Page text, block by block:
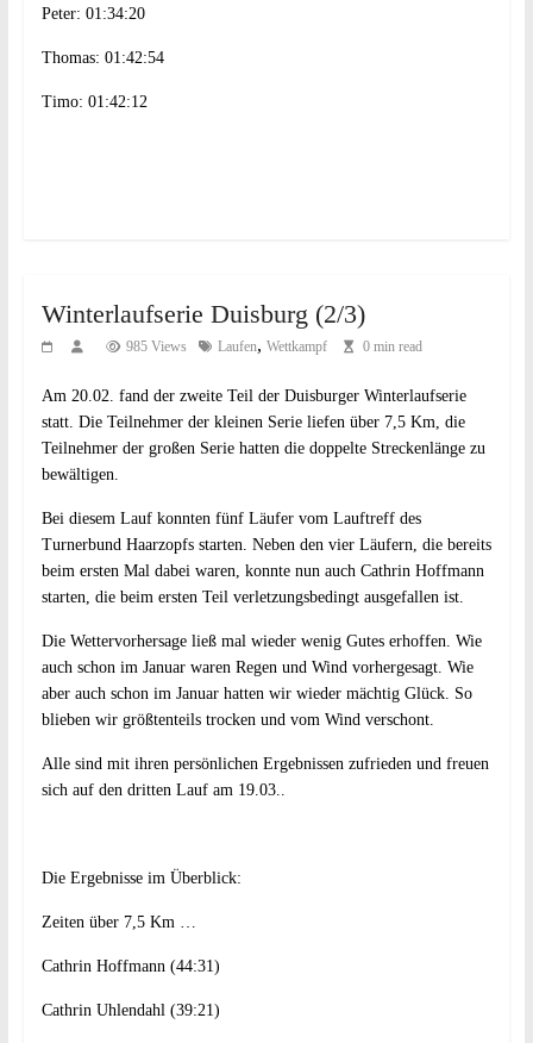
Peter: 01:34:20
Thomas: 01:42:54
Timo: 01:42:12
Winterlaufserie Duisburg (2/3)
985 Views Laufen, Wettkampf 0 min read
Am 20.02. fand der zweite Teil der Duisburger Winterlaufserie
statt. Die Teilnehmer der kleinen Serie liefen über 7,5 Km, die
Teilnehmer der großen Serie hatten die doppelte Streckenlänge zu
bewältigen.
Bei diesem Lauf konnten fünf Läufer vom Lauftreff des
Turnerbund Haarzopfs starten. Neben den vier Läufern, die bereits
beim ersten Mal dabei waren, konnte nun auch Cathrin Hoffmann
starten, die beim ersten Teil verletzungsbedingt ausgefallen ist.
Die Wettervorhersage ließ mal wieder wenig Gutes erhoffen. Wie
auch schon im Januar waren Regen und Wind vorhergesagt. Wie
aber auch schon im Januar hatten wir wieder mächtig Glück. So
blieben wir größtenteils trocken und vom Wind verschont.
Alle sind mit ihren persönlichen Ergebnissen zufrieden und freuen
sich auf den dritten Lauf am 19.03..
Die Ergebnisse im Überblick:
Zeiten über 7,5 Km …
Cathrin Hoffmann (44:31)
Cathrin Uhlendahl (39:21)